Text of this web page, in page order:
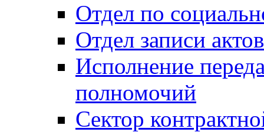
Отдел по
Отдел записи
Исполнение
полномочий
Сектор